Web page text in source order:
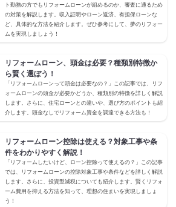
ト勤務の方でもリフォームローンが組めるのか、審査に通るため
の対策を解説します。収入証明やローン返済、有担保ローンな
ど、具体的な方法を紹介します。ぜひ参考にして、夢のリフォー
ムを実現しましょう！
リフォームローン、頭金は必要？種類別特徴か
ら賢く選ぼう！
「リフォームローンって頭金は必要なの？」この記事では、リフ
ォームローンの頭金が必要かどうか、種類別の特徴を詳しく解説
します。さらに、住宅ローンとの違いや、選び方のポイントも紹
介します。頭金なしでリフォーム資金を調達できる方法も！
リフォームローン控除は使える？対象工事や条
件をわかりやすく解説！
「リフォームしたいけど、ローン控除って使えるの？」この記事
では、リフォームローンの控除対象工事や条件などを詳しく解説
します。さらに、投資型減税についても紹介します。賢くリフォ
ーム費用を抑える方法を知って、理想の住まいを実現しましょ
う！